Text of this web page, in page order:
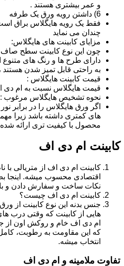
و عمر بیشتری هستند .
6) داشتن رویه ورق یک طرفه
فقط یک رویه هایگلاس براق است
چندان می نماید
مزایای کابینت های هایگلاس:
چون این نوع کابینت سطح صاف
دارای طرح ها و رنگ های
به راحتی قابل تمیز شدن
قیمت کابینت هایگلاس :
قیمت هایگلاس نسبت به ام دی
نحوه تشخیص هایگلاس مرغوب :
اگر ورق هایگلاس را در برابر
های کمتری داشته باشد زیرا
محصول با کیفیت تری ارائه
کابینت ام دی اف
اقتصادی محسوب میشه. اینجا
نکات ساخت و سفارش دادن و با
کابینت ام دی اف چیست؟
هایی از کابینت که وقتی درب
ام دی اف خام و روکش اون از
انتخاب میشه.
تفاوت ملامینه و ام دی اف